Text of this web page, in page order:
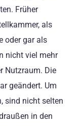
Früher
als
oder gar als
nicht viel mehr
Nutzraum. Die
geändert. Um
sind nicht selten
in den